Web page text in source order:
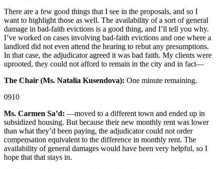
There are a few good things that I see in the proposals, and so I
want to highlight those as well. The availability of a sort of general
damage in bad-faith evictions is a good thing, and I’ll tell you why.
I’ve worked on cases involving bad-faith evictions and one where a
landlord did not even attend the hearing to rebut any presumptions.
In that case, the adjudicator agreed it was bad faith. My clients were
uprooted, they could not afford to remain in the city and in fact—
The Chair (Ms. Natalia Kusendova): One minute remaining.
0910
Ms. Carmen Sa’d: —moved to a different town and ended up in
subsidized housing. But because their new monthly rent was lower
than what they’d been paying, the adjudicator could not order
compensation equivalent to the difference in monthly rent. The
availability of general damages would have been very helpful, so I
hope that that stays in.